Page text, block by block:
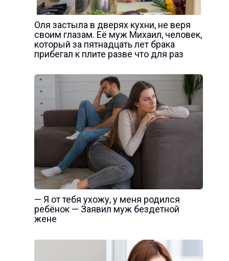
Оля застыла в дверях кухни, не веря
своим глазам. Её муж Михаил, человек,
который за пятнадцать лет брака
прибегал к плите разве что для раз
— Я от тебя ухожу, у меня родился
ребёнок — Заявил муж бездетной
жене